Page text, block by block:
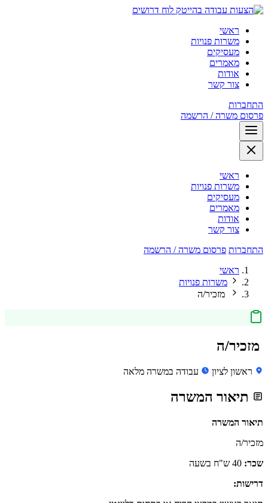
לוח דרושים
ראשי
משרות פנויות
מעסיקים
מאמרים
אודות
צור קשר
התחברות
פרסום משרה / הרשמה
ראשי
משרות פנויות
מעסיקים
מאמרים
אודות
צור קשר
התחברות פרסום משרה / הרשמה
ראשי
משרות פנויות
מזכיר/ה
מזכיר/ה
ראשון לציון עבודה במשרה מלאה
תיאור המשרה
תיאור המשרה
מזכיר/ה
שכר:
דרישות: